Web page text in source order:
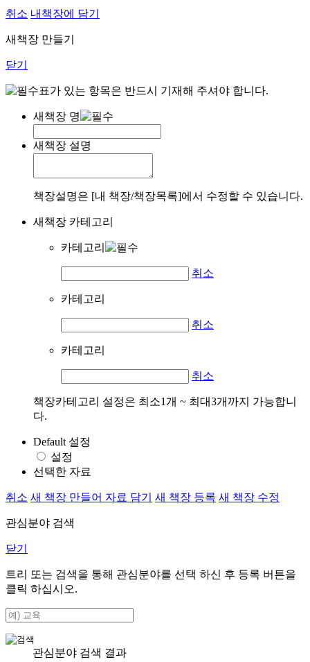
취소 내책장에 담기
새책장 만들기
닫기
표가 있는 항목은 반드시 기재해 주셔야 합니다.
새책장 명
새책장 설명
책장설명은 [내 책장/책장목록]에서 수정할 수 있습니다.
새책장 카테고리
카테고리
취소
카테고리
취소
카테고리
취소
책장카테고리 설정은 최소1개 ~ 최대3개까지 가능합니
다.
Default 설정
설정
선택한 자료
취소 새 책장 만들어 자료 담기 새 책장 등록 새 책장 수정
관심분야 검색
닫기
트리 또는 검색을 통해 관심분야를 선택 하신 후 등록 버튼을
클릭 하십시오.
관심분야 검색 결과